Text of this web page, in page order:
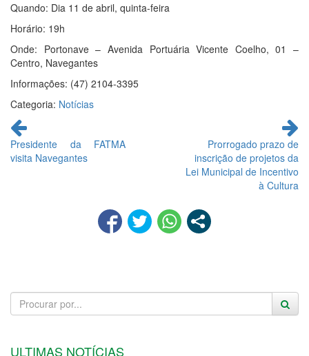
Quando: Dia 11 de abril, quinta-feira
Horário: 19h
Onde: Portonave – Avenida Portuária Vicente Coelho, 01 –
Centro, Navegantes
Informações: (47) 2104-3395
Categoria: Notícias
Continue
lendo
Presidente da FATMA
visita Navegantes
Prorrogado prazo de
inscrição de projetos da
Lei Municipal de Incentivo
à Cultura
ULTIMAS NOTÍCIAS